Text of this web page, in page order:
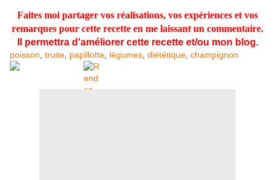
Faites moi partager vos réalisations, vos expériences et vos
remarques pour cette recette en me laissant un commentaire.
Il permettra d'améliorer cette recette et/ou mon blog.
poisson truite papillotte légumes diététique champignon